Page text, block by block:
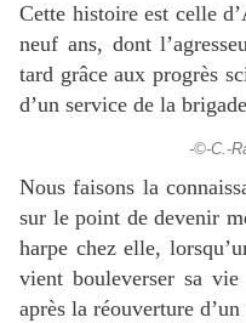
Cette histoire est celle
neuf ans, dont
tard grâce aux progrès
d’un service de la
-©-C.-
Nous faisons la
sur le point de devenir
harpe chez elle,
vient bouleverser sa
après la réouverture